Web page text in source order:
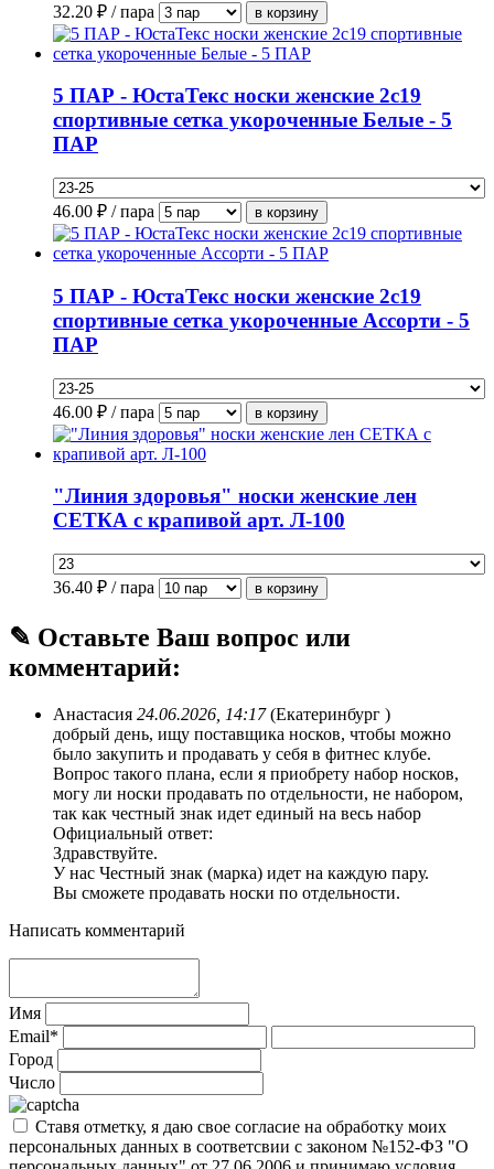
32.20 ₽ / пара
5 ПАР - ЮстаТекс носки женские 2с19
спортивные сетка укороченные Белые - 5
ПАР
46.00 ₽ / пара
5 ПАР - ЮстаТекс носки женские 2с19
спортивные сетка укороченные Ассорти - 5
ПАР
46.00 ₽ / пара
"Линия здоровья" носки женские лен
СЕТКА с крапивой арт. Л-100
36.40 ₽ / пара
✎ Оставьте Ваш вопрос или
комментарий:
Анастасия 24.06.2026, 14:17 (Екатеринбург )
добрый день, ищу поставщика носков, чтобы можно
было закупить и продавать у себя в фитнес клубе.
Вопрос такого плана, если я приобрету набор носков,
могу ли носки продавать по отдельности, не набором,
так как честный знак идет единый на весь набор
Официальный ответ:
Здравствуйте.
У нас Честный знак (марка) идет на каждую пару.
Вы сможете продавать носки по отдельности.
Написать комментарий
Имя
Email*
Город
Число
Ставя отметку, я даю свое согласие на обработку моих
персональных данных в соответсвии с законом №152-ФЗ "О